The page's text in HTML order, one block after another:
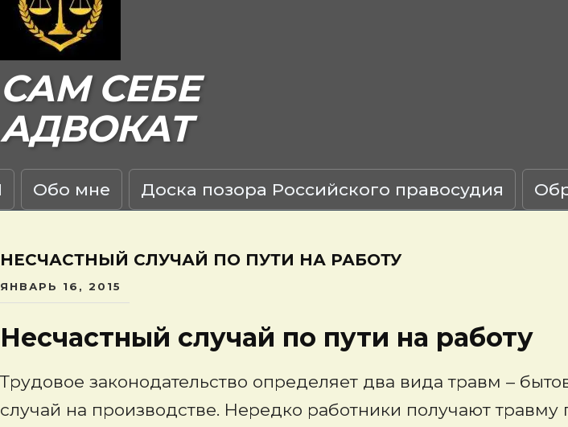
САМ СЕБЕ
АДВОКАТ
Обо мне Доска позора Российского правосудия
НЕСЧАСТНЫЙ СЛУЧАЙ ПО ПУТИ НА РАБОТУ
ЯНВАРЬ 16, 2015
Несчастный случай по пути на работу
Трудовое законодательство определяет два вида травм –
случай на производстве. Нередко работники получают травму